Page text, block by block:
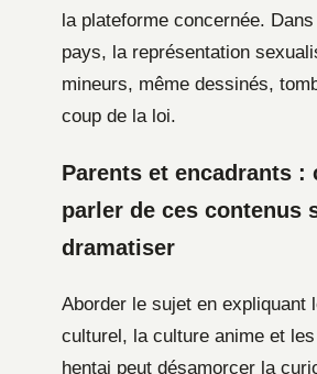
la plateforme concernée.
pays, la représentation
mineurs, même dessinés,
coup de la loi.
Parents et encadrants :
parler de ces contenus
dramatiser
Aborder le sujet en expliquant
culturel, la culture anime et
hentai peut désamorcer la